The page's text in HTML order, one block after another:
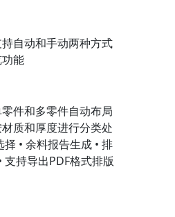
自动和手动两种方式
能
件和多零件自动布局
质和厚度进行分类处
• 余料报告生成 • 排
支持导出PDF格式排版